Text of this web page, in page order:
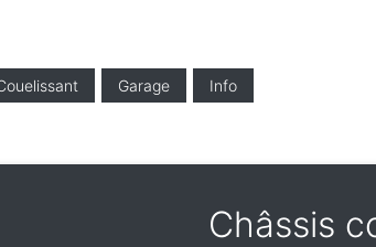
Garage Info
Châssis